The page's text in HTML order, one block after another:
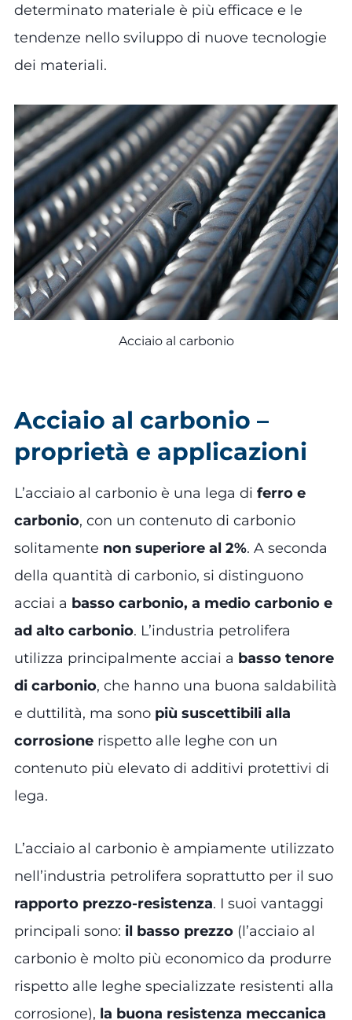
determinato materiale è più efficace e le
tendenze nello sviluppo di nuove tecnologie
dei materiali.
Acciaio al carbonio
Acciaio al carbonio –
proprietà e applicazioni
L’acciaio al carbonio è una lega di ferro e
carbonio, con un contenuto di carbonio
solitamente non superiore al 2%. A seconda
della quantità di carbonio, si distinguono
acciai a basso carbonio, a medio carbonio e
ad alto carbonio. L’industria petrolifera
utilizza principalmente acciai a basso tenore
di carbonio, che hanno una buona saldabilità
e duttilità, ma sono più suscettibili alla
corrosione rispetto alle leghe con un
contenuto più elevato di additivi protettivi di
lega.
L’acciaio al carbonio è ampiamente utilizzato
nell’industria petrolifera soprattutto per il suo
rapporto prezzo-resistenza. I suoi vantaggi
principali sono: il basso prezzo (l’acciaio al
carbonio è molto più economico da produrre
rispetto alle leghe specializzate resistenti alla
corrosione), la buona resistenza meccanica